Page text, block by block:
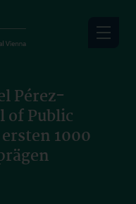
Pérez-
of Public
1000